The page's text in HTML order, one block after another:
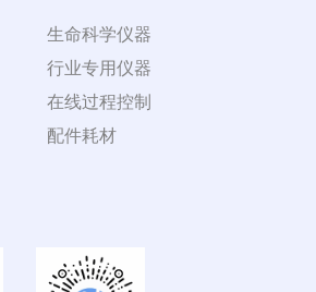
生命科学仪器
行业专用仪器
在线过程控制
配件耗材